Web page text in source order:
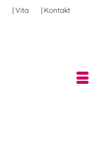
| Vita | Kontakt